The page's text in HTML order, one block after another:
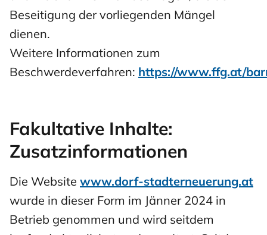
Beseitigung der vorliegenden Mängel
dienen.
Weitere Informationen zum
Beschwerdeverfahren: https://www.ffg.at/
Fakultative Inhalte:
Zusatzinformationen
Die Website www.dorf-stadterneuerung.at
wurde in dieser Form im Jänner 2024 in
Betrieb genommen und wird seitdem